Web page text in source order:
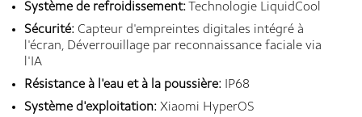
Système de refroidissement: Technologie LiquidCool
Sécurité: Capteur d'empreintes digitales intégré à
l'écran, Déverrouillage par reconnaissance faciale via
l'IA
Résistance à l'eau et à la poussière: IP68
Système d'exploitation: Xiaomi HyperOS